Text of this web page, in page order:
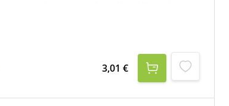
3,01 €